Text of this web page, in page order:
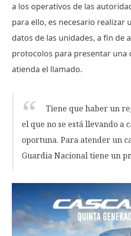
a los operativos de las
para ello, es necesario realizar
datos de las unidades, a fin de
protocolos para presentar una
atienda el llamado.
Tiene que haber un
el que no se está llevando a
oportuna. Para atender un
Guardia Nacional tiene un